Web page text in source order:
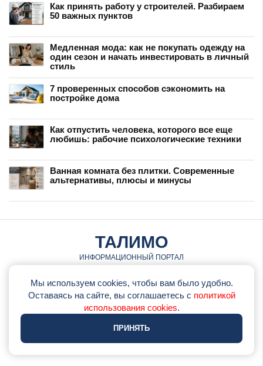
Как принять работу у строителей. Разбираем
50 важных пунктов
Медленная мода: как не покупать одежду на
один сезон и начать инвестировать в личный
стиль
7 проверенных способов сэкономить на
постройке дома
Как отпустить человека, которого все еще
любишь: рабочие психологические техники
Ванная комната без плитки. Современные
альтернативы, плюсы и минусы
ТАЛИМО
ИНФОРМАЦИОННЫЙ ПОРТАЛ
Обратная связь
Политика использования cookie
Политика конфеденциальности
Мы используем cookies, чтобы вам было удобно.
Оставаясь на сайте, вы соглашаетесь с политикой
использования cookies.
ПРИНЯТЬ